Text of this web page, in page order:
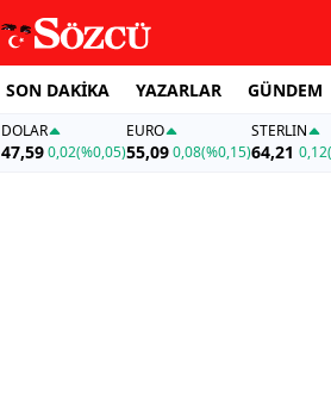
SON DAKİKA YAZARLAR GÜNDEM
DOLAR
47,590,02(%0,05)
EURO
55,09 0,08(%0,15)
STERLIN
64,21 0,12